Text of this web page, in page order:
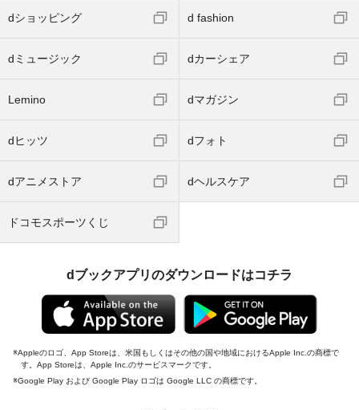
dショッピング d fashion
dミュージック dカーシェア
Lemino dマガジン
dヒッツ dフォト
dアニメストア dヘルスケア
ドコモスポーツくじ
dブックアプリのダウンロードはコチラ
Appleのロゴ、App Storeは、米国もしくはその他の国や地域におけるApple Inc.の商標で
す。App Storeは、Apple Inc.のサービスマークです。
Google Play および Google Play ロゴは Google LLC の商標です。